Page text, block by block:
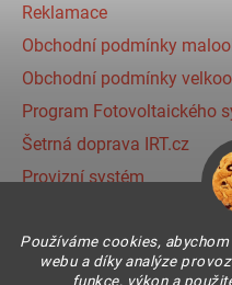
Používáme cookies,
webu a díky analýze
funkce, výkon a
Reklamace
Obchodní podmínky
Obchodní podmínky
Program Fotovoltaického
Šetrná doprava IRT.cz
Provizní systém
Instagram